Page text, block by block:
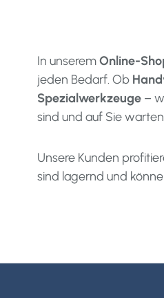
In unseremOnline-
jeden Bedarf. Ob
Spezialwerkzeuge –
sind und auf Sie
Unsere Kunden
sind lagernd und